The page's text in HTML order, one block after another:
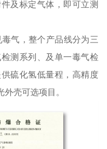
及标定气体，即可立测
气，整个产品线分为三
测系列、及单一毒气检
硫化氢低量程，高精度
壳可选项目。